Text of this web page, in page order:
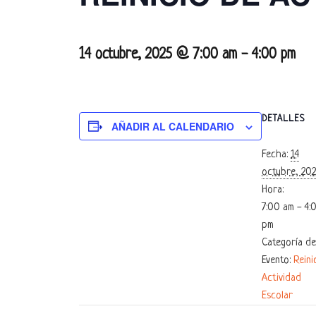
14 octubre, 2025 @ 7:00 am -4:00 pm
AÑADIR AL CALENDARIO
DETALLES
Fecha: 14
octubre,
Hora:
7:00 am -
pm
Categoría
Evento:
Actividad
Escolar